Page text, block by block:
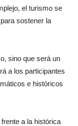
el turismo se
sostener la
sino que será un
a los participantes
e históricos
a la histórica